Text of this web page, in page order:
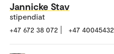
Jannicke Stav
stipendiat
+47 672 38 072 +47 40045432